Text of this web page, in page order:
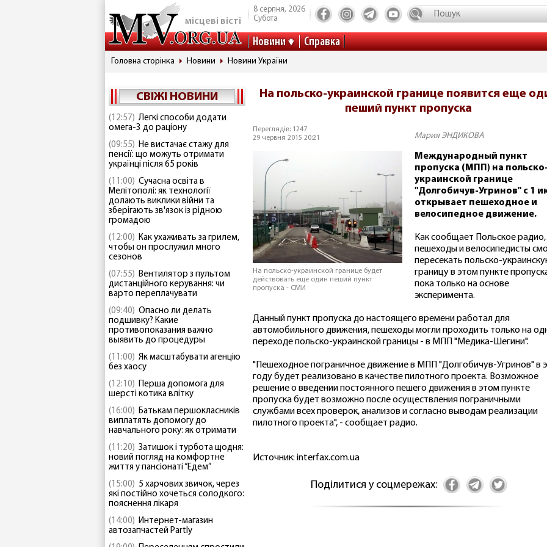
місцеві вісті
8 серпня, 2026
Субота
Новини Справка
Головна сторінка Новини Новини України
СВІЖІ НОВИНИ
(12:57) Легкі способи додати
омега-3 до раціону
(09:55) Не вистачає стажу для
пенсії: що можуть отримати
українці після 65 років
(11:00) Сучасна освіта в
Мелітополі: як технології
долають виклики війни та
зберігають зв'язок із рідною
громадою
(12:00) Как ухаживать за грилем,
чтобы он прослужил много
сезонов
(07:55) Вентилятор з пультом
дистанційного керування: чи
варто переплачувати
(09:40) Опасно ли делать
подшивку? Какие
противопоказания важно
выявить до процедуры
(11:00) Як масштабувати агенцію
без хаосу
(12:10) Перша допомога для
шерсті котика влітку
(16:00) Батькам першокласників
виплатять допомогу до
навчального року: як отримати
(11:20) Затишок і турбота щодня:
новий погляд на комфортне
життя у пансіонаті “Едем”
(15:00) 5 харчових звичок, через
які постійно хочеться солодкого:
пояснення лікаря
(14:00) Интернет-магазин
автозапчастей Partly
На польско-украинской границе появится еще
пеший пункт пропуска
Переглядів: 1247
29 червня 2015 20:21
Мария ЭНДИКОВА
На польско-украинской границе будет
действовать еще один пеший пункт
пропуска - СМИ
Международный пункт
пропуска (МПП) на
украинской границе
"Долгобичув-Угринов" с 1
открывает пешеходное и
велосипедное движение.
Как сообщает Польское радио,
пешеходы и велосипедисты
пересекать польско-
границу в этом пункте
пока только на основе
эксперимента.
Данный пункт пропуска до настоящего времени работал для
автомобильного движения, пешеходы могли проходить только на
переходе польско-украинской границы - в МПП "Медика-Шегини".
"Пешеходное пограничное движение в МПП "Долгобичув-Угринов" в
году будет реализовано в качестве пилотного проекта. Возможное
решение о введении постоянного пешего движения в этом пункте
пропуска будет возможно после осуществления пограничными
службами всех проверок, анализов и согласно выводам реализации
пилотного проекта", - сообщает радио.
Источник: interfax.com.ua
Поділитися у соцмережах: